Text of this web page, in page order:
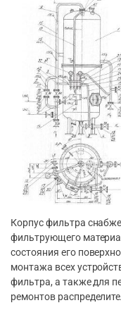
Корпус фильтра
фильтрующего
состояния его
монтажа всех
фильтра, а также для
ремонтов